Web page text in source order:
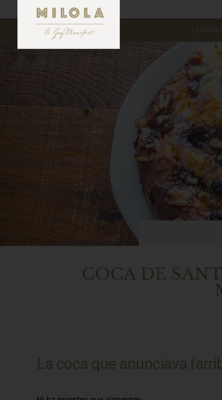
La Nostra
COCA DE
La coca que anunciava